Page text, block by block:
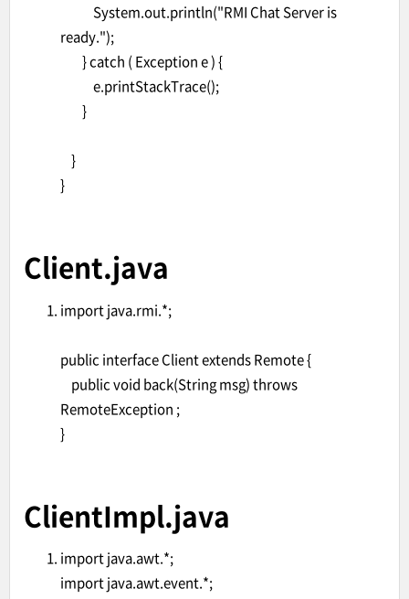
System.out.println("RMI Chat Server is
ready.");
} catch ( Exception e ) {
e.printStackTrace();
}
}
}
Client.java
import java.rmi.*;
public interface Client extends Remote {
public void back(String msg) throws
RemoteException ;
}
ClientImpl.java
import java.awt.*;
import java.awt.event.*;